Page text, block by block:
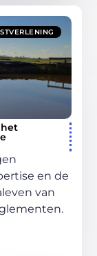
en de
van